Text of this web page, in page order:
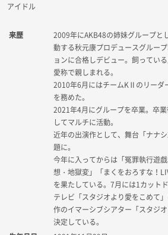
アイドル
来歴
2009年にAKB48の姉妹グループと
動する秋元康プロデュースグルー
ョンに合格しデビュー。飼ってい
愛称で親しまれる。
2010年6月にはチームKⅡのリーダ
を務めた。
2021年4月にグループを卒業。卒
してマルチに活動。
近年の出演作として、舞台「ナナ
題に。
今年に入ってからは「冤罪執行遊
想・地獄変」「まくをおろすな！
を果たしている。7月には1カット
テレビ「スタジオより愛をこめて
作のイマーシブシアター「スタジ
決定している。